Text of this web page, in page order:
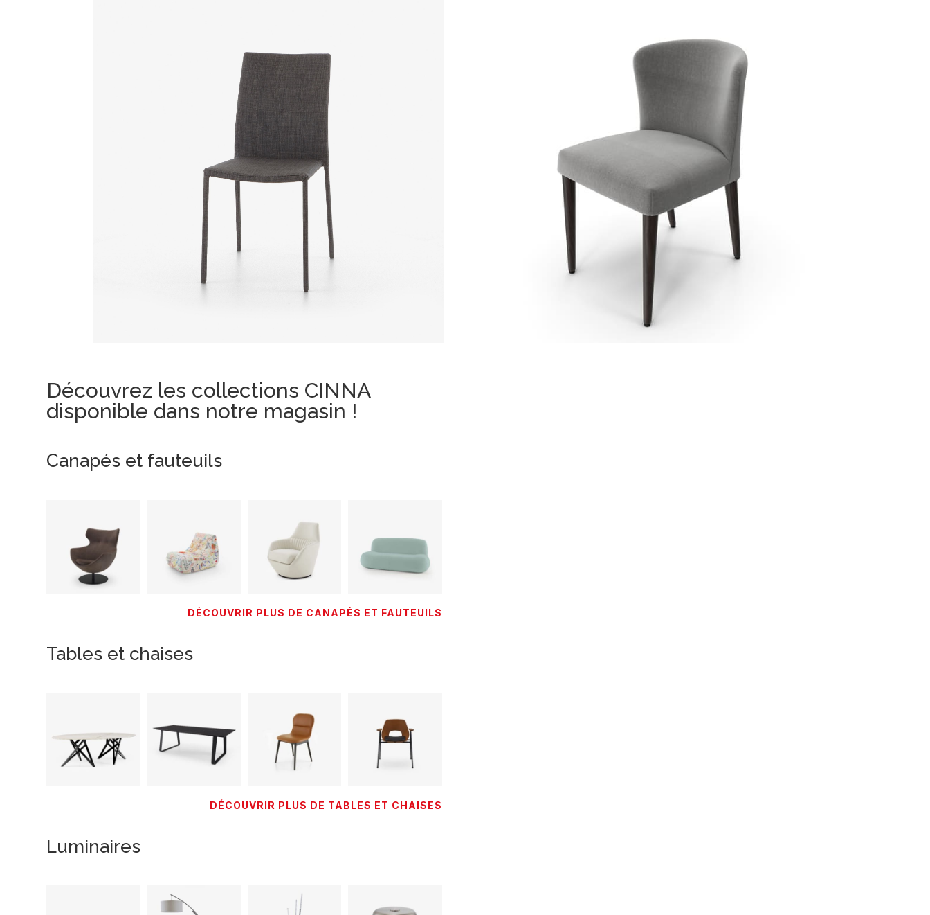
Découvrez les collections CINNA
disponible dans notre magasin !
Canapés et fauteuils
DÉCOUVRIR PLUS DE CANAPÉS ET FAUTEUILS
Tables et chaises
DÉCOUVRIR PLUS DE TABLES ET CHAISES
Luminaires